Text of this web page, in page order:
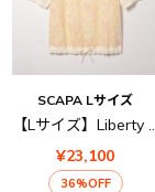
SCAPA Lサイズ
¥23,100
36%OFF